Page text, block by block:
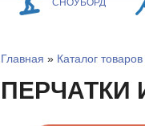
СНОУБОРД
Главная » Каталог товаров
ПЕРЧАТКИ